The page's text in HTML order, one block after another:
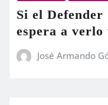
Si el Defender
espera a verlo
José Armando